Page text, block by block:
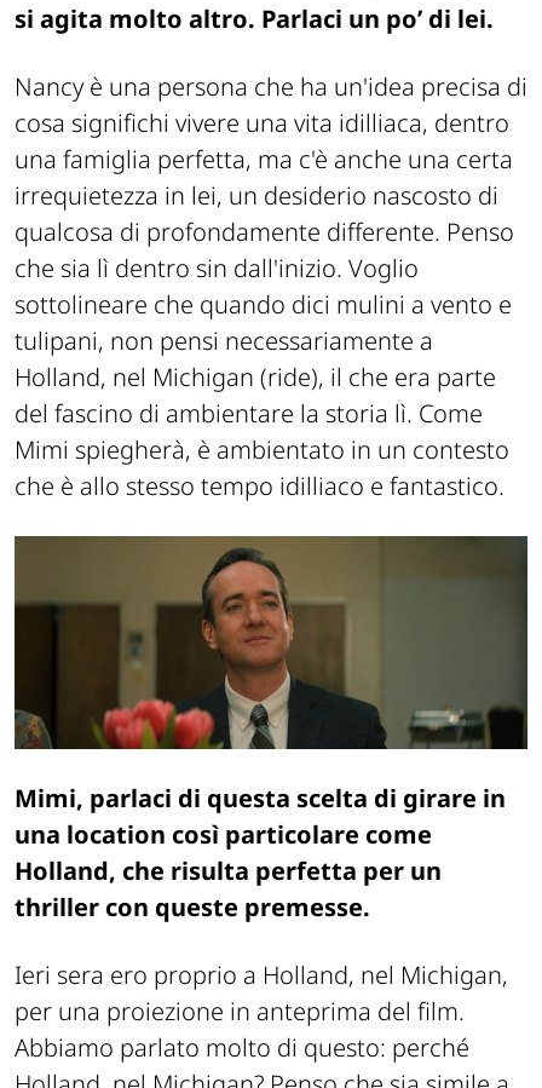
si agita molto altro. Parlaci un po’ di lei.
Nancy è una persona che ha un'idea precisa di
cosa significhi vivere una vita idilliaca, dentro
una famiglia perfetta, ma c'è anche una certa
irrequietezza in lei, un desiderio nascosto di
qualcosa di profondamente differente. Penso
che sia lì dentro sin dall'inizio. Voglio
sottolineare che quando dici mulini a vento e
tulipani, non pensi necessariamente a
Holland, nel Michigan (ride), il che era parte
del fascino di ambientare la storia lì. Come
Mimi spiegherà, è ambientato in un contesto
che è allo stesso tempo idilliaco e fantastico.
Mimi, parlaci di questa scelta di girare in
una location così particolare come
Holland, che risulta perfetta per un
thriller con queste premesse.
Ieri sera ero proprio a Holland, nel Michigan,
per una proiezione in anteprima del film.
Abbiamo parlato molto di questo: perché